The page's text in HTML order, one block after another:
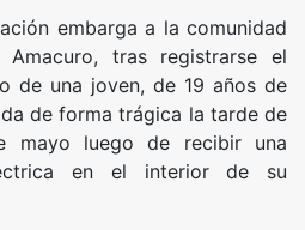
embarga a la comunidad
tras registrarse el
de una joven, de 19 años de
de forma trágica la tarde de
mayo luego de recibir una
en el interior de su